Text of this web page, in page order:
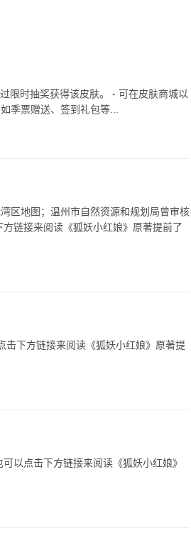
限时抽奖获得该皮肤。 - 可在皮肤商城以
季票赠送、签到礼包等...
区地图；温州市自然资源和规划局曾审核
链接来阅读《狐妖小红娘》原著提前了
下方链接来阅读《狐妖小红娘》原著提
以点击下方链接来阅读《狐妖小红娘》